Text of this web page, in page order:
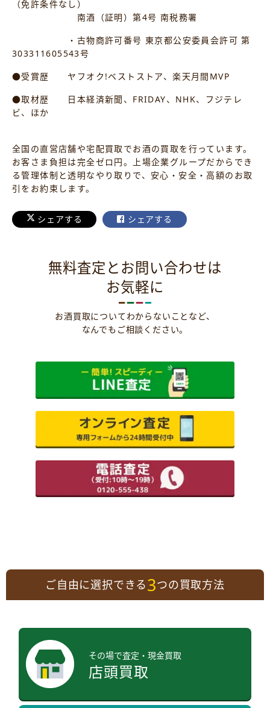
（免許条件なし）
南酒（証明）第4号 南税務署
・古物商許可番号 東京都公安委員会許可 第
303311605543号
●受賞歴 ヤフオク!ベストストア、楽天月間MVP
●取材歴 日本経済新聞、FRIDAY、NHK、フジテレ
ビ、ほか
全国の直営店舗や宅配買取でお酒の買取を行っています。
お客さま負担は完全ゼロ円。上場企業グループだからでき
る管理体制と透明なやり取りで、安心・安全・高額のお取
引をお約束します。
シェアする シェアする
無料査定とお問い合わせは
お気軽に
お酒買取についてわからないことなど、
なんでもご相談ください。
ご自由に選択できる3つの買取方法
その場で査定・現金買取
店頭買取